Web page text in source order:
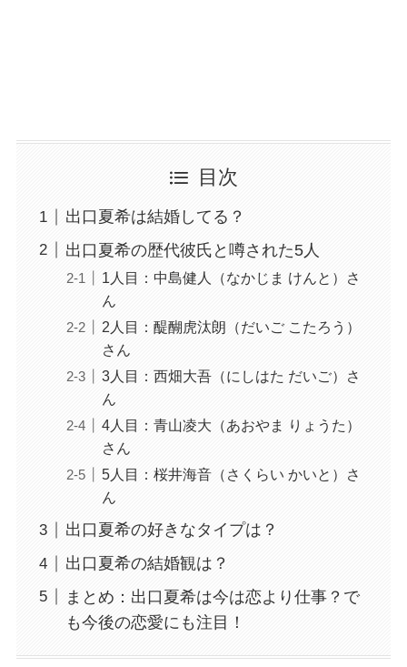
目次
出口夏希は結婚してる？
出口夏希の歴代彼氏と噂された5人
1人目：中島健人（なかじま けんと）さ
ん
2人目：醍醐虎汰朗（だいご こたろう）
さん
3人目：西畑大吾（にしはた だいご）さ
ん
4人目：青山凌大（あおやま りょうた）
さん
5人目：桜井海音（さくらい かいと）さ
ん
出口夏希の好きなタイプは？
出口夏希の結婚観は？
まとめ：出口夏希は今は恋より仕事？で
も今後の恋愛にも注目！